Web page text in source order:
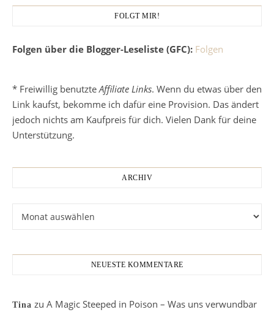
FOLGT MIR!
Folgen über die Blogger-Leseliste (GFC): Folgen
* Freiwillig benutzteAffiliate Links. Wenn du etwas über den
Link kaufst, bekomme ich dafür eine Provision. Das ändert
jedoch nichts am Kaufpreis für dich. Vielen Dank für deine
Unterstützung.
ARCHIV
NEUESTE KOMMENTARE
Tina zu A Magic Steeped in Poison – Was uns verwundbar